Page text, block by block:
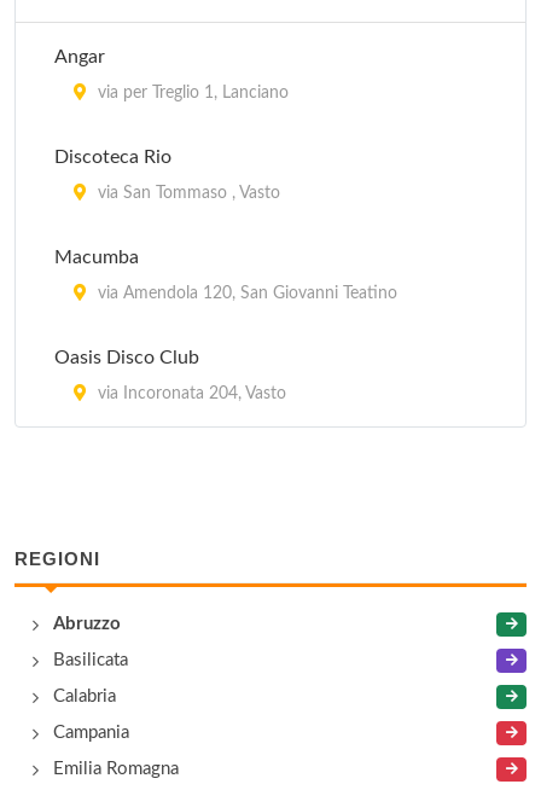
Angar
via per Treglio 1, Lanciano
Discoteca Rio
via San Tommaso , Vasto
Macumba
via Amendola 120, San Giovanni Teatino
Oasis Disco Club
via Incoronata 204, Vasto
REGIONI
Abruzzo
Basilicata
Calabria
Campania
Emilia Romagna